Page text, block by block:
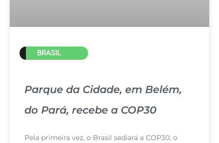
BRASIL
Parque da Cidade, em Belém,
do Pará, recebe a COP30
Pela primeira vez, o Brasil sediará a COP30, o